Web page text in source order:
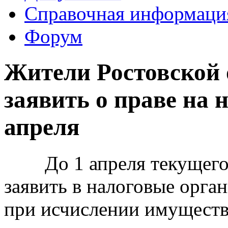
Справочная
Форум
Жители
заявить о праве на
апреля
До 1 апреля текущего
заявить в налоговые
при исчислении